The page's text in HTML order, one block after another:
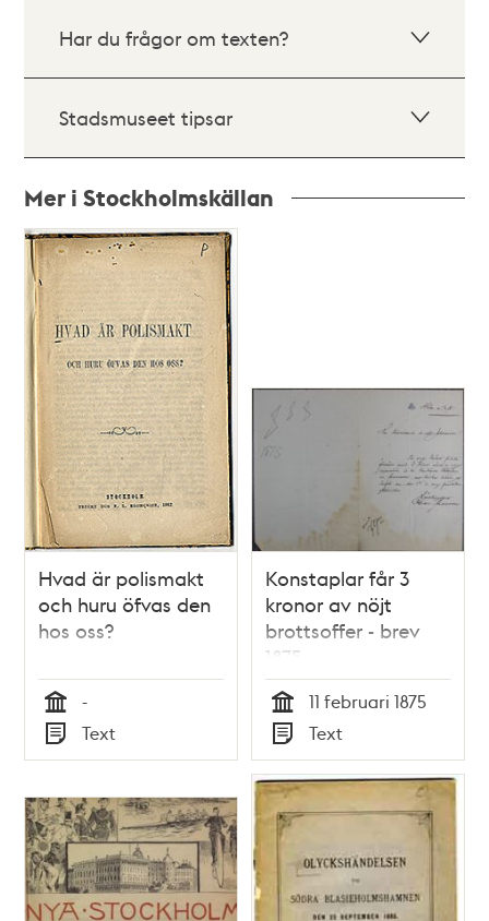
Har du frågor om texten?
Stadsmuseet tipsar
Mer i Stockholmskällan
Relaterade
poster
och
teman
Hvad är polismakt
och huru öfvas den
hos oss?
Tid
-
Typ
Text
Konstaplar får 3
kronor av nöjt
brottsoffer - brev
1875
Tid
11 februari 1875
Typ
Text